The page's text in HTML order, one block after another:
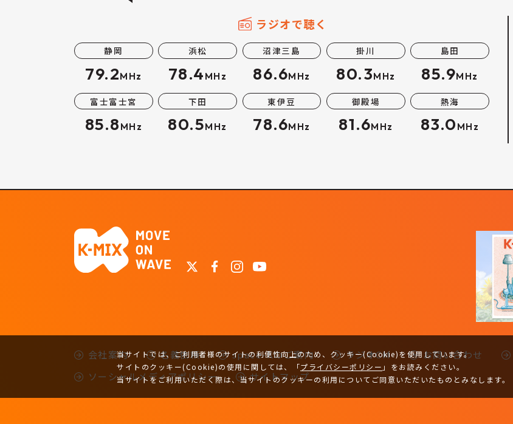
ラジオで聴く
静岡
79.2MHz
浜松
78.4 MHz
沼津三島
86.6MHz
掛川
80.3MHz
島田
85.9MHz
富士富士宮
85.8 MHz
下田
80.5MHz
東伊豆
78.6MHz
御殿場
81.6MHz
熱海
83.0 MHz
会社案内 名義依頼 space-Kのご案内 ラジオCM お問い合わせ
ソーシャルメディアポリシー
サイトマップ
当サイトでは、ご利用者様のサイトの利便性向上のため、クッキー(Cookie)を使用しています。
サイトのクッキー(Cookie)の使用に関しては、
「プライバシーポリシー 」をお読みください。
当サイトをご利用いただく際は、当サイトのクッキーの利用についてご同意いただいたものとみなします。